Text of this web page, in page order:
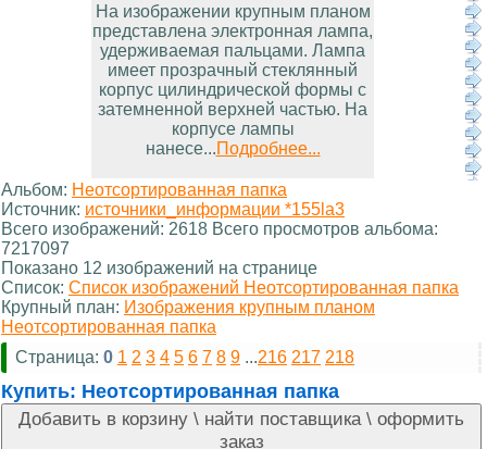
На изображении крупным планом
представлена электронная лампа,
удерживаемая пальцами. Лампа
имеет прозрачный стеклянный
корпус цилиндрической формы с
затемненной верхней частью. На
корпусе лампы
нанесе...Подробнее...
Альбом: Неотсортированная папка
Источник: источники_информации *155la3
Всего изображений: 2618 Всего просмотров альбома:
7217097
Показано 12 изображений на странице
Список: Список изображений Неотсортированная папка
Крупный план: Изображения крупным планом
Неотсортированная папка
Страница: 0 1 2 3 4 5 6 7 8 9 ...216 217 218
Купить: Неотсортированная папка